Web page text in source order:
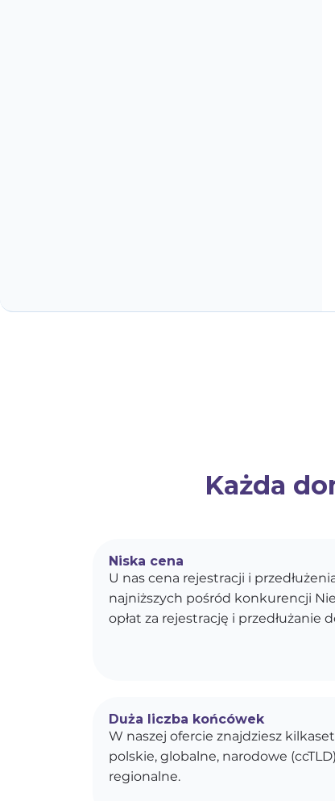
Każda
Niska cena
U nas cena rejestracji i
najniższych pośród konkurencji
opłat za rejestrację i przedłużanie
Duża liczba końcówek
W naszej ofercie znajdziesz
polskie, globalne, narodowe
regionalne.